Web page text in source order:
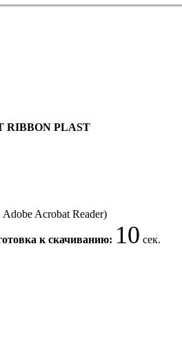
RIBBON PLAST
Acrobat Reader)
к скачиванию: 10 сек.